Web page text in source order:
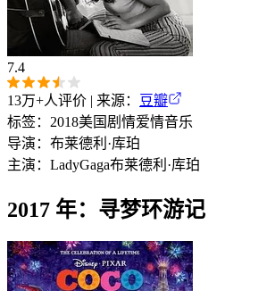
7.4
13万+人评价 | 来源：
豆瓣
标签： 2018美国 剧情爱情音乐
导演： 布莱德利·库珀
主演： LadyGaga布莱德利·库珀
2017 年：寻梦环游记